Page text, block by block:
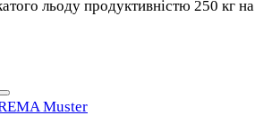
льоду продуктивністю 250 кг на